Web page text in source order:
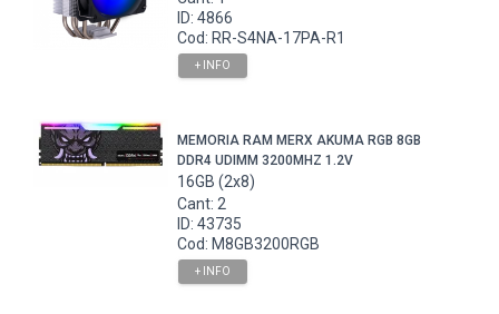
ID: 4866
Cod: RR-S4NA-17PA-R1
+ INFO
MEMORIA RAM MERX AKUMA RGB 8GB
DDR4 UDIMM 3200MHZ 1.2V
16GB (2x8)
Cant: 2
ID: 43735
Cod: M8GB3200RGB
+ INFO